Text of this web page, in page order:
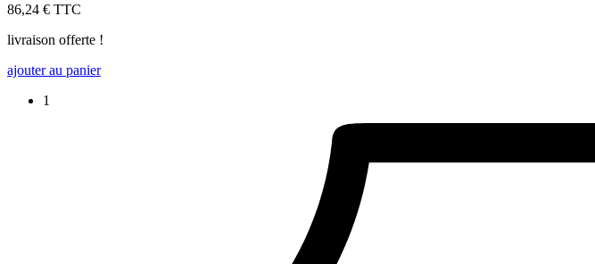
86,24 € TTC
livraison offerte !
ajouter au panier
1